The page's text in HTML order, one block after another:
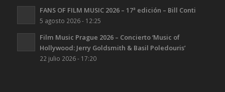
FANS OF FILM MUSIC 2026 – 17ª edición – Bill Conti
5 agosto 2026 - 12:25
Film Music Prague 2026 – Concierto ‘Music of
Hollywood: Jerry Goldsmith & Basil Poledouris’
22 julio 2026 - 17:20